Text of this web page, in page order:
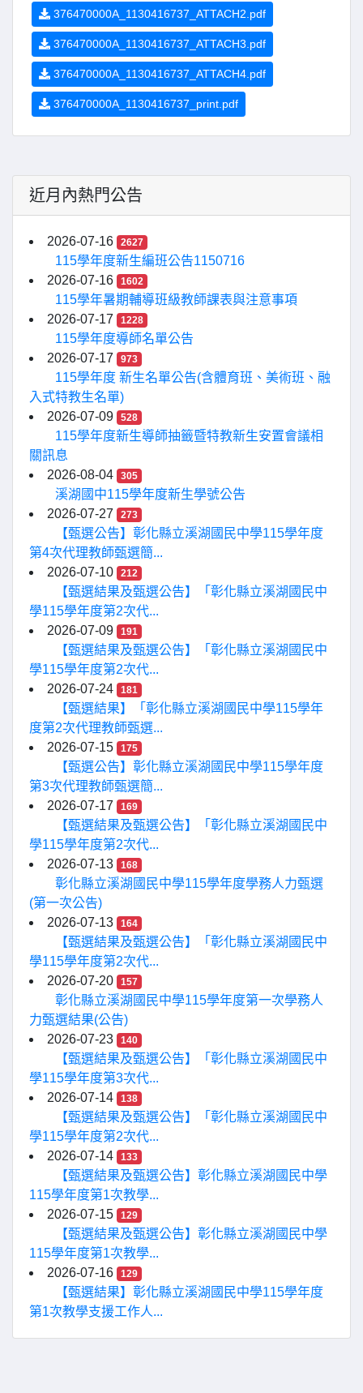
376470000A_1130416737_ATTACH2.pdf
376470000A_1130416737_ATTACH3.pdf
376470000A_1130416737_ATTACH4.pdf
376470000A_1130416737_print.pdf
近月內熱門公告
2026-07-16 2627
115學年度新生編班公告1150716
2026-07-16
1602
115學年暑期輔導班級教師課表與注意事項
2026-07-17
1228
115學年度導師名單公告
2026-07-17
973
115學年度 新生名單公告(含體育班、美術班、融
入式特教生名單)
2026-07-09
528
115學年度新生導師抽籤暨特教新生安置會議相
關訊息
2026-08-04
305
溪湖國中115學年度新生學號公告
2026-07-27
273
【甄選公告】彰化縣立溪湖國民中學115學年度
第4次代理教師甄選簡...
2026-07-10
212
【甄選結果及甄選公告】「彰化縣立溪湖國民中
學115學年度第2次代...
2026-07-09
191
【甄選結果及甄選公告】「彰化縣立溪湖國民中
學115學年度第2次代...
2026-07-24
181
【甄選結果】「彰化縣立溪湖國民中學115學年
度第2次代理教師甄選...
2026-07-15
175
【甄選公告】彰化縣立溪湖國民中學115學年度
第3次代理教師甄選簡...
2026-07-17
169
【甄選結果及甄選公告】「彰化縣立溪湖國民中
學115學年度第2次代...
2026-07-13
168
彰化縣立溪湖國民中學115學年度學務人力甄選
(第一次公告)
2026-07-13
164
【甄選結果及甄選公告】「彰化縣立溪湖國民中
學115學年度第2次代...
2026-07-20
157
彰化縣立溪湖國民中學115學年度第一次學務人
力甄選結果(公告)
2026-07-23
140
【甄選結果及甄選公告】「彰化縣立溪湖國民中
學115學年度第3次代...
2026-07-14
138
【甄選結果及甄選公告】「彰化縣立溪湖國民中
學115學年度第2次代...
2026-07-14
133
【甄選結果及甄選公告】彰化縣立溪湖國民中學
115學年度第1次教學...
2026-07-15
129
【甄選結果及甄選公告】彰化縣立溪湖國民中學
115學年度第1次教學...
2026-07-16
129
【甄選結果】彰化縣立溪湖國民中學115學年度
第1次教學支援工作人...